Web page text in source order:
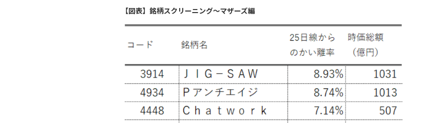
【図表】銘柄スクリーニング～マザーズ編